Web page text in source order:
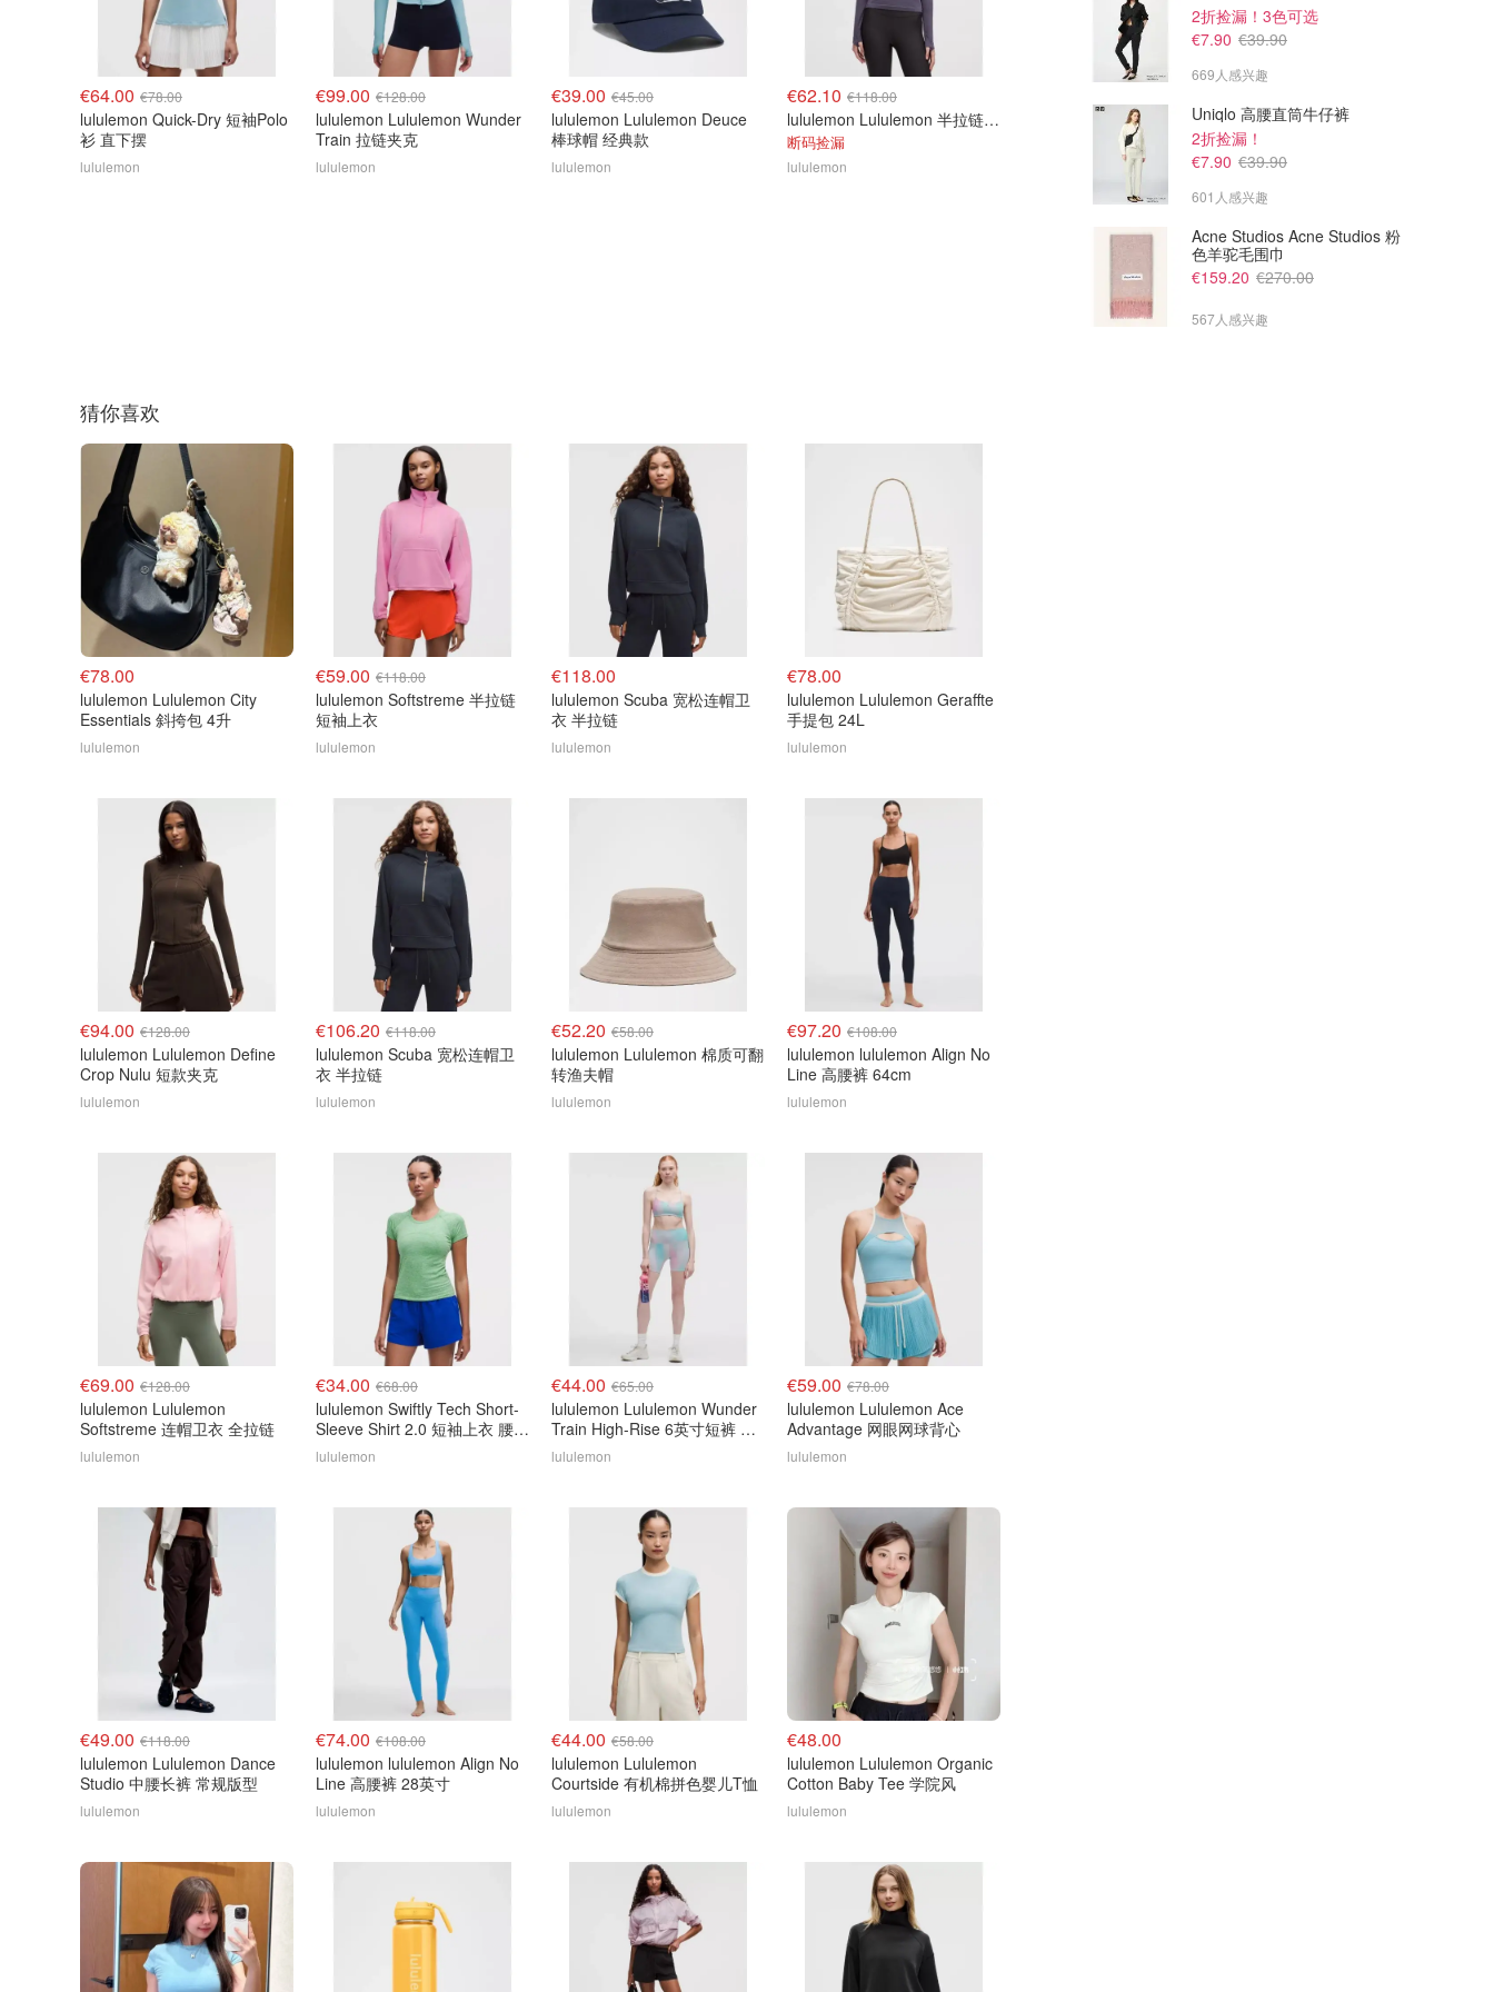
€64.00 €78.00
lululemon Quick-Dry 短袖Polo
衫 直下摆
lululemon
€99.00 €128.00
lululemon Lululemon Wunder
Train 拉链夹克
lululemon
€39.00 €45.00
lululemon Lululemon Deuce
棒球帽 经典款
lululemon
€62.10 €118.00
lululemon Lululemon 半拉链美利奴羊毛混纺内搭
断码捡漏
lululemon
lululemon Lululemon Wordmark 棒球帽
断货飞快！图片@小慜ouo
lululemon
猜你喜欢
€78.00
lululemon Lululemon City
Essentials 斜挎包 4升
lululemon
€59.00 €118.00
lululemon Softstreme 半拉链
短袖上衣
lululemon
€118.00
lululemon Scuba 宽松连帽卫
衣 半拉链
lululemon
€78.00
lululemon Lululemon Geraffte
手提包 24L
lululemon
€94.00 €128.00
lululemon Lululemon Define
Crop Nulu 短款夹克
lululemon
€106.20 €118.00
lululemon Scuba 宽松连帽卫
衣 半拉链
lululemon
€52.20 €58.00
lululemon Lululemon 棉质可翻
转渔夫帽
lululemon
€97.20 €108.00
lululemon lululemon Align No
Line 高腰裤 64cm
lululemon
€69.00 €128.00
lululemon Lululemon
Softstreme 连帽卫衣 全拉链
lululemon
€34.00 €68.00
lululemon Swiftly Tech Short-
Sleeve Shirt 2.0 短袖上衣 腰长
款
lululemon
€44.00 €65.00
lululemon Lululemon Wunder
Train High-Rise 6英寸短裤 彩
虹
lululemon
€59.00 €78.00
lululemon Lululemon Ace
Advantage 网眼网球背心
lululemon
€49.00 €118.00
lululemon Lululemon Dance
Studio 中腰长裤 常规版型
lululemon
€74.00 €108.00
lululemon lululemon Align No
Line 高腰裤 28英寸
lululemon
€44.00 €58.00
lululemon Lululemon
Courtside 有机棉拼色婴儿T恤
lululemon
€48.00
lululemon Lululemon Organic
Cotton Baby Tee 学院风
lululemon
2折捡漏！3色可选
€7.90 €39.90
669人感兴趣
Uniqlo 高腰直筒牛仔裤
2折捡漏！
€7.90 €39.90
601人感兴趣
Acne Studios Acne Studios 粉
色羊驼毛围巾
€159.20 €270.00
567人感兴趣